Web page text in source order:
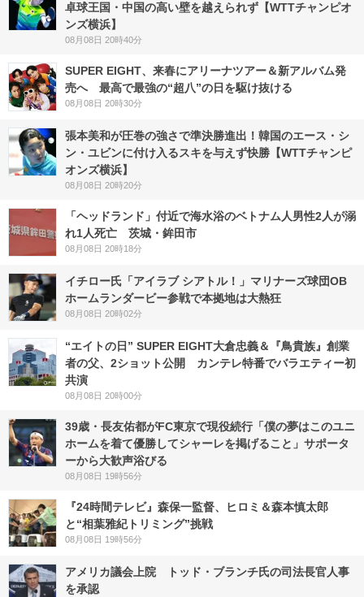
卓球王国・中国の高い壁を越えられず【WTTチャンピオ
ンズ横浜】
08月08日 20時40分
SUPER EIGHT、来春にアリーナツアー＆新アルバム発
売へ 最高で最強の“超八”の日を駆け抜ける
08月08日 20時30分
張本美和が圧巻の強さで準決勝進出！韓国のエース・シ
ン・ユビンに付け入るスキを与えず快勝【WTTチャンピ
オンズ横浜】
08月08日 20時20分
「ヘッドランド」付近で海水浴のベトナム人男性2人が溺
れ1人死亡 茨城・鉾田市
08月08日 20時18分
イチロー氏「アイラブ シアトル！」マリナーズ球団OB
ホームランダービー参戦で本拠地は大熱狂
08月08日 20時02分
“エイトの日” SUPER EIGHT大倉忠義＆『鳥貴族』創業
者の父、2ショット公開 カンテレ特番でバラエティー初
共演
08月08日 20時00分
39歳・長友佑都がFC東京で現役続行「僕の夢はこのユニ
ホームを着て優勝してシャーレを掲げること」サポータ
ーから大歓声浴びる
08月08日 19時56分
『24時間テレビ』森保一監督、ヒロミ＆森本慎太郎
と“相葉雅紀トリミング”挑戦
08月08日 19時56分
アメリカ議会上院 トッド・ブランチ氏の司法長官人事
を承認